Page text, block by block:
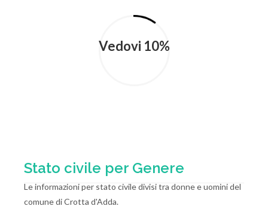
Vedovi 10%
Stato civile per Genere
Le informazioni per stato civile divisi tra donne e uomini del
comune di Crotta d'Adda.